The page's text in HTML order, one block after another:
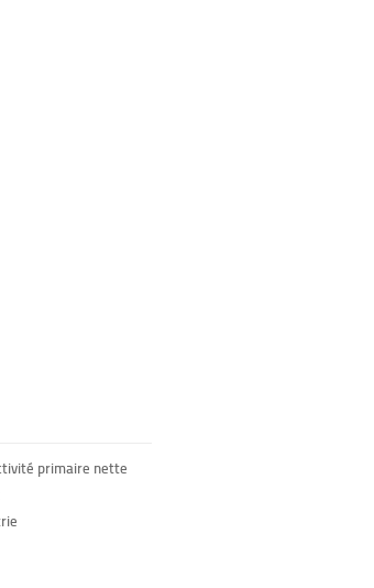
primaire nette